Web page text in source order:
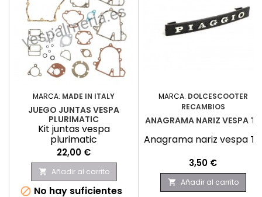
MARCA: MADE IN ITALY
JUEGO JUNTAS VESPA
PLURIMATIC
Kit juntas vespa
plurimatic
Precio
22,00 €
 Añadir al carrito
 No hay suficientes
MARCA: DOLCESCOOTER
RECAMBIOS
ANAGRAMA NARIZ VESPA T5
Anagrama nariz vespa T5
Precio
3,50 €
 Añadir al carrito